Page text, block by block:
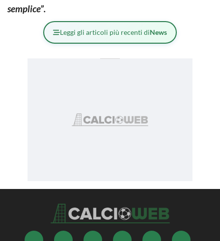
semplice”.
Leggi gli articoli più recenti diNews